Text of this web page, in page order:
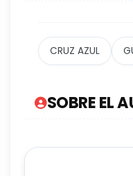
CRUZ AZUL
SOBRE EL